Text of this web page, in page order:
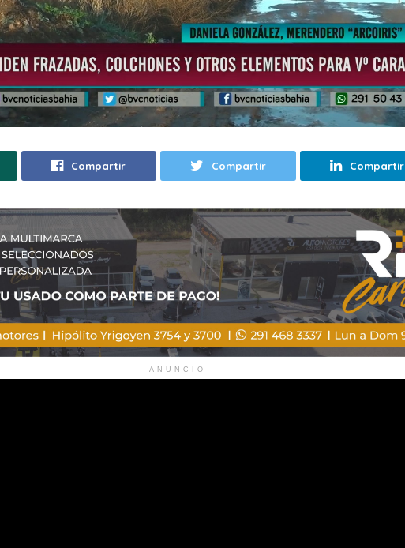
Compartir Compartir Compartir
ANUNCIO